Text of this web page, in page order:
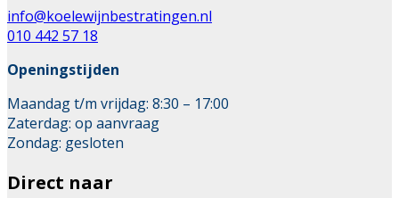
info@koelewijnbestratingen.nl
010 442 57 18
Openingstijden
Maandag t/m vrijdag: 8:30 – 17:00
Zaterdag: op aanvraag
Zondag: gesloten
Direct naar